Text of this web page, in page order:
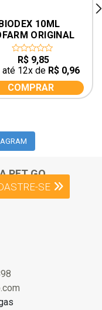
BIODEX 10ML
ORIGINAL
out
of
5
R$ 9,85
até 12x de R$ 0,96
COMPRAR
PET GO
SE